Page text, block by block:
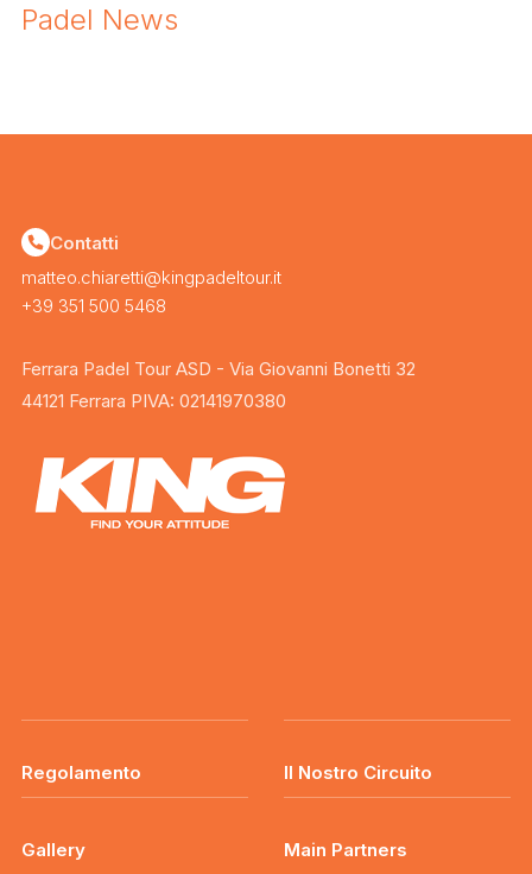
Padel News
Contatti
matteo.chiaretti@kingpadeltour.it
+39 351 500 5468
Ferrara Padel Tour ASD - Via Giovanni Bonetti 32
44121 Ferrara PIVA: 02141970380
Regolamento Il Nostro Circuito
Gallery Main Partners